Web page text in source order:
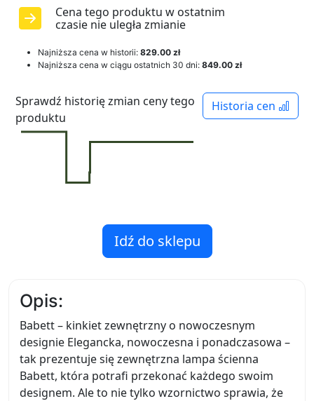
Cena tego produktu w ostatnim
czasie nie uległa zmianie
Najniższa cena w historii: 829.00 zł
Najniższa cena w ciągu ostatnich 30 dni: 849.00 zł
Historia cen
Sprawdź historię zmian ceny tego
produktu
Idź do sklepu
Opis:
Babett – kinkiet zewnętrzny o nowoczesnym
designie Elegancka, nowoczesna i ponadczasowa –
tak prezentuje się zewnętrzna lampa ścienna
Babett, która potrafi przekonać każdego swoim
designem. Ale to nie tylko wzornictwo sprawia, że